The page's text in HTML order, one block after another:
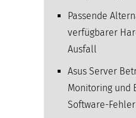
Passende
verfügbarer
Ausfall
Asus Server
Monitoring und
Software-